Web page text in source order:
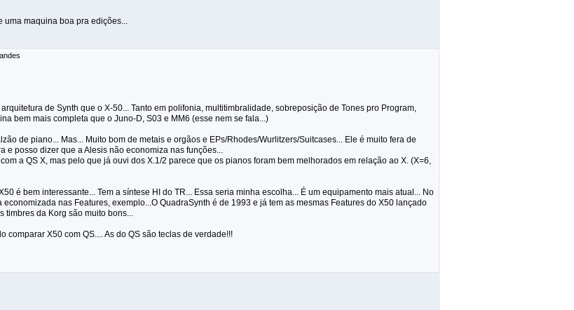
uma maquina boa pra edições...
de Synth que o X-50... Tanto em polifonia, multitimbralidade, sobreposição de Tones pro Program,
bem mais completa que o Juno-D, S03 e MM6 (esse nem se fala...)
de piano... Mas... Muito bom de metais e orgãos e EPs/Rhodes/Wurlitzers/Suitcases... Ele é muito fera de
e posso dizer que a Alesis não economiza nas funções...
a QS X, mas pelo que já ouvi dos X.1/2 parece que os pianos foram bem melhorados em relação ao X. (X=6,
é bem interessante... Tem a síntese HI do TR... Essa seria minha escolha... É um equipamento mais atual... No
nas Features, exemplo...O QuadraSynth é de 1993 e já tem as mesmas Features do X50 lançado
timbres da Korg são muito bons...
comparar X50 com QS.... As do QS são teclas de verdade!!!